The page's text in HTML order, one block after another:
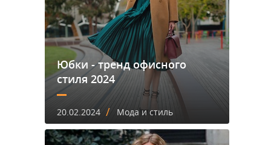
Юбки - тренд офисного
стиля 2024
20.02.2024 / Мода и стиль